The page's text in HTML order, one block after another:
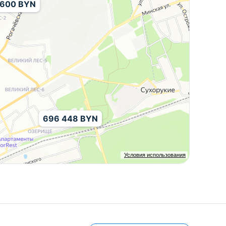
Условия использования
BYN
696 448 BYN